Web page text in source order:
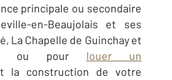
principale ou secondaire
en-Beaujolais et ses
La Chapelle de Guinchay et
ou pour louer un
la construction de votre